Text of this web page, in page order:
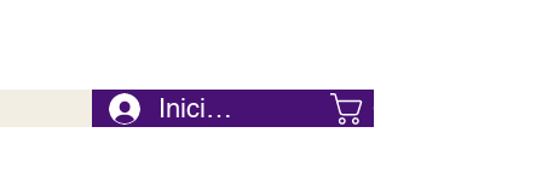
Iniciar Sesión Carrito